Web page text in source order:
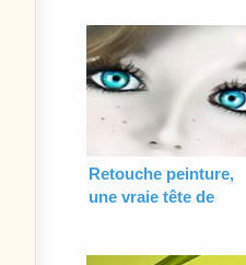
Retouche peinture,
une vraie tête de